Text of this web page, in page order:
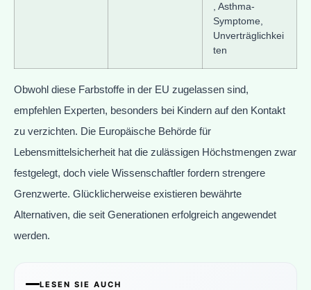
, Asthma-
Symptome,
Unverträglichkei
ten
Obwohl diese Farbstoffe in der EU zugelassen sind,
empfehlen Experten, besonders bei Kindern auf den Kontakt
zu verzichten. Die Europäische Behörde für
Lebensmittelsicherheit hat die zulässigen Höchstmengen zwar
festgelegt, doch viele Wissenschaftler fordern strengere
Grenzwerte. Glücklicherweise existieren bewährte
Alternativen, die seit Generationen erfolgreich angewendet
werden.
LESEN SIE AUCH